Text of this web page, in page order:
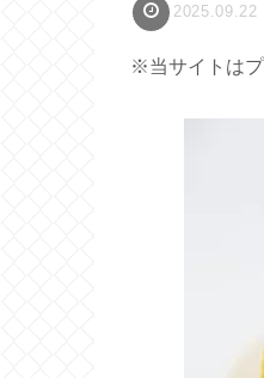
2025.09.22
※当サイトは